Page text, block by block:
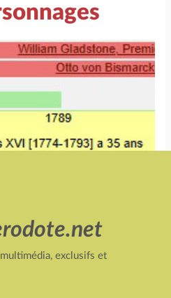
exclusifs et